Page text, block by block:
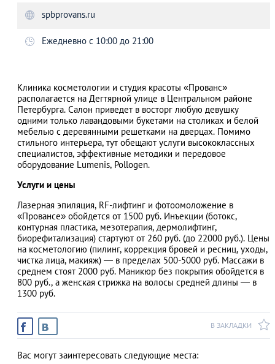
АЗАД
spbprovans.ru
Ежедневно с 10:00 до 21:00
Клиника косметологии и студия красоты «Прованс»
располагается на Дегтярной улице в Центральном районе
Петербурга. Салон приведет в восторг любую девушку
одними только лавандовыми букетами на столиках и белой
мебелью с деревянными решетками на дверцах. Помимо
стильного интерьера, тут обещают услуги высококлассных
специалистов, эффективные методики и передовое
оборудование Lumenis, Pollogen.
Услуги и цены
Лазерная эпиляция, RF-лифтинг и фотоомоложение в
«Провансе» обойдется от 1500 руб. Инъекции (ботокс,
контурная пластика, мезотерапия, дермолифтинг,
биорефитализация) стартуют от 260 руб. (до 22000 руб.). Цены
на косметологию (пилинг, коррекция бровей и ресниц, уходы,
чистка лица, макияж) — в пределах 500-5000 руб. Массажи в
среднем стоят 2000 руб. Маникюр без покрытия обойдется в
800 руб., а женская стрижка на волосы средней длины — в
1300 руб.
В ЗАКЛАДКИ
Вас могут заинтересовать следующие места: